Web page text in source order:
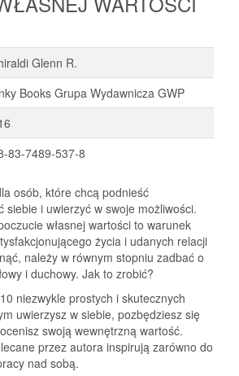
Glenn R.
Books Grupa Wydawnicza GWP
83-7489-537-8
osób, które chcą podnieść
siebie i uwierzyć w swoje możliwości.
własnej wartości to warunek
życia i udanych relacji
należy w równym stopniu zadbać o
i duchowy. Jak to zrobić?
niezwykle prostych i skutecznych
uwierzysz w siebie, pozbędziesz się
swoją wewnętrzną wartość.
przez autora inspirują zarówno do
nad sobą.